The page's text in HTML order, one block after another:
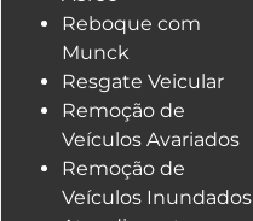
Reboque com
Munck
Resgate Veicular
Remoção de
Veículos Avariados
Remoção de
Veículos Inundados